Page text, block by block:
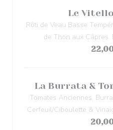
Le
Rôti de Veau Basse
de Thon aux Câpres.
La Burrata &
Tomates Anciennes,
Cerfeuil/Ciboulette &